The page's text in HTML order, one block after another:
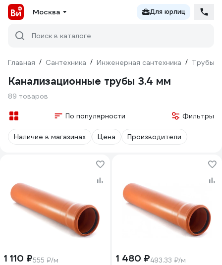
Москва Для юрлиц
Поиск в каталоге
Главная / Сантехника / Инженерная сантехника / Трубы
Канализационные трубы 3.4 мм
89 товаров
По популярности Фильтры
Наличие в магазинах Цена Производители
1 110 ₽555 ₽/м 1 480 ₽493.33 ₽/м